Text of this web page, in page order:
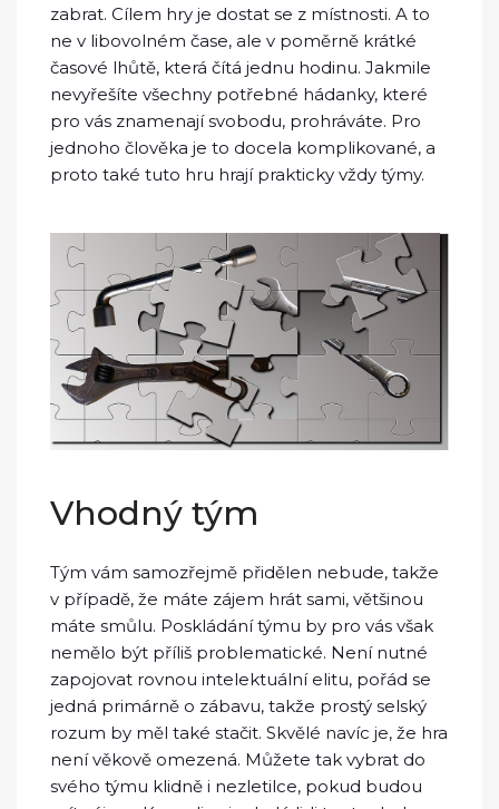
zabrat. Cílem hry je dostat se z místnosti. A to
ne v libovolném čase, ale v poměrně krátké
časové lhůtě, která čítá jednu hodinu. Jakmile
nevyřešíte všechny potřebné hádanky, které
pro vás znamenají svobodu, prohráváte. Pro
jednoho člověka je to docela komplikované, a
proto také tuto hru hrají prakticky vždy týmy.
Vhodný tým
Tým vám samozřejmě přidělen nebude, takže
v případě, že máte zájem hrát sami, většinou
máte smůlu. Poskládání týmu by pro vás však
nemělo být příliš problematické. Není nutné
zapojovat rovnou intelektuální elitu, pořád se
jedná primárně o zábavu, takže prostý selský
rozum by měl také stačit. Skvělé navíc je, že hra
není věkově omezená. Můžete tak vybrat do
svého týmu klidně i nezletilce, pokud budou